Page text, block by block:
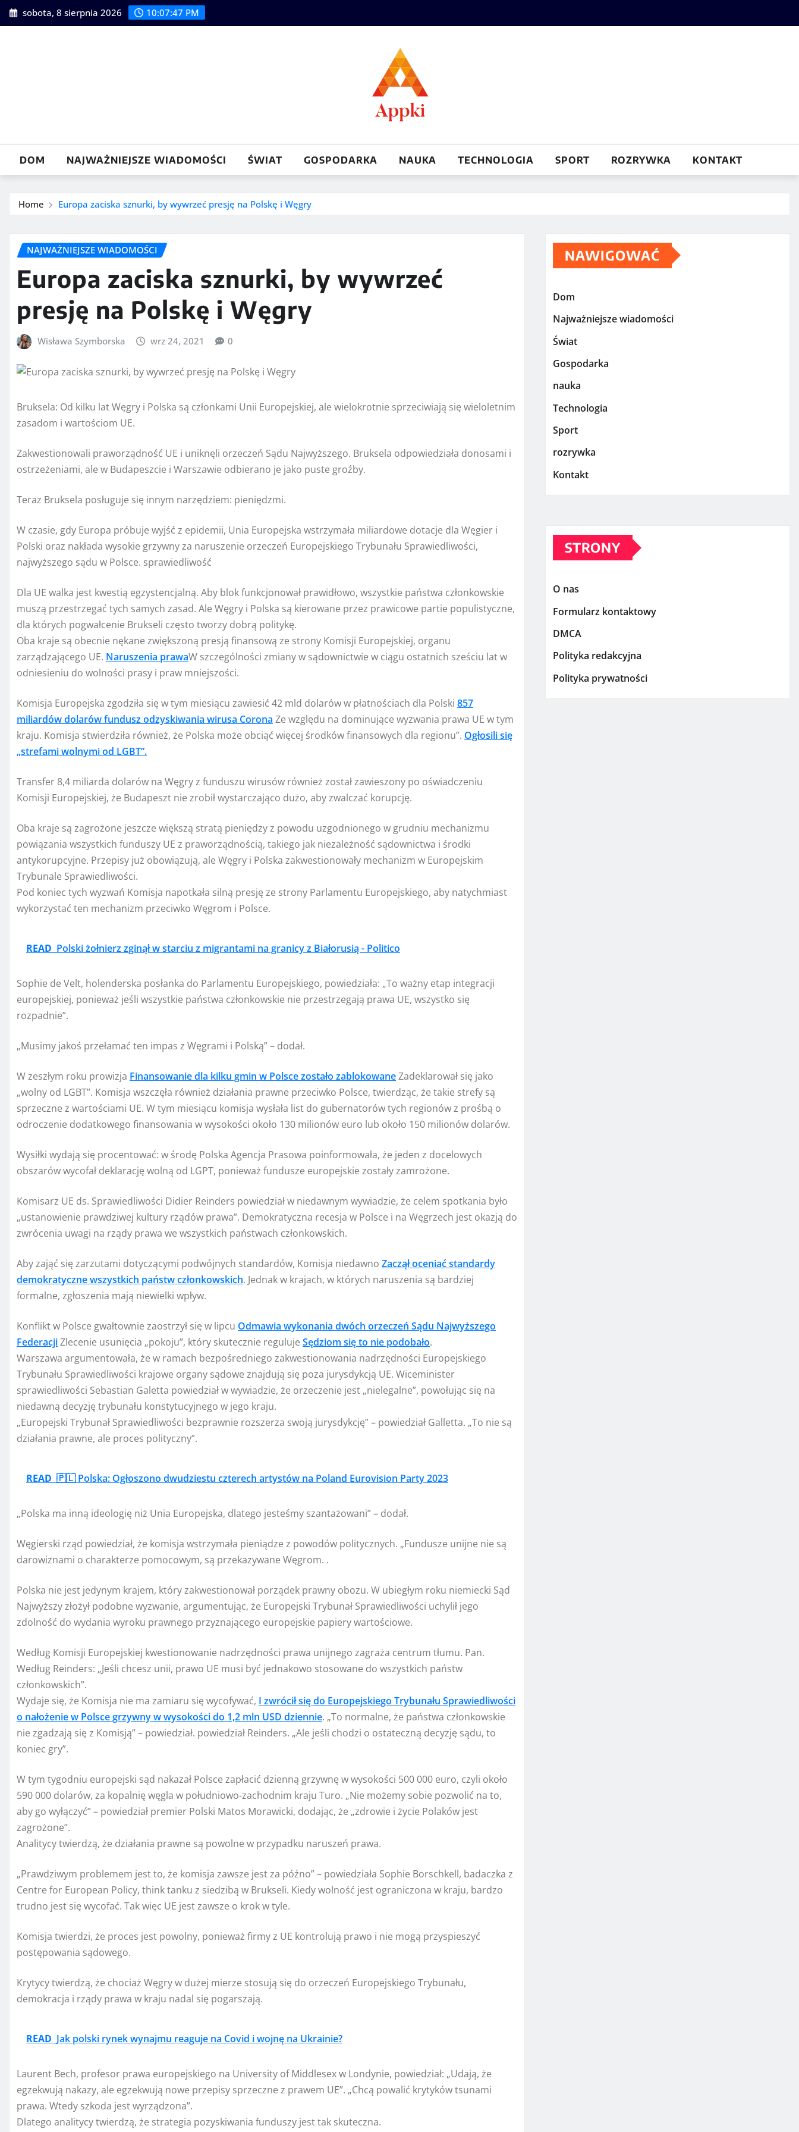
Skip
to
sobota, 8 sierpnia 2026 10:07:48 PM
DOM NAJWAŻNIEJSZE WIADOMOŚCI ŚWIAT GOSPODARKA NAUKA TECHNOLOGIA SPORT ROZRYWKA KONTAKT
Home Europa zaciska sznurki, by wywrzeć presję na Polskę i Węgry
NAJWAŻNIEJSZE WIADOMOŚCI
Europa zaciska sznurki, by wywrzeć
presję na Polskę i Węgry
Wisława Szymborska wrz 24, 2021 0
Bruksela: Od kilku lat Węgry i Polska są członkami Unii Europejskiej, ale wielokrotnie sprzeciwiają się wieloletnim
zasadom i wartościom UE.
Zakwestionowali praworządność UE i uniknęli orzeczeń Sądu Najwyższego. Bruksela odpowiedziała donosami i
ostrzeżeniami, ale w Budapeszcie i Warszawie odbierano je jako puste groźby.
Teraz Bruksela posługuje się innym narzędziem: pieniędzmi.
W czasie, gdy Europa próbuje wyjść z epidemii, Unia Europejska wstrzymała miliardowe dotacje dla Węgier i
Polski oraz nakłada wysokie grzywny za naruszenie orzeczeń Europejskiego Trybunału Sprawiedliwości,
najwyższego sądu w Polsce. sprawiedliwość
Dla UE walka jest kwestią egzystencjalną. Aby blok funkcjonował prawidłowo, wszystkie państwa członkowskie
muszą przestrzegać tych samych zasad. Ale Węgry i Polska są kierowane przez prawicowe partie populistyczne,
dla których pogwałcenie Brukseli często tworzy dobrą politykę.
Oba kraje są obecnie nękane zwiększoną presją finansową ze strony Komisji Europejskiej, organu
zarządzającego UE. Naruszenia prawaW szczególności zmiany w sądownictwie w ciągu ostatnich sześciu lat w
odniesieniu do wolności prasy i praw mniejszości.
Komisja Europejska zgodziła się w tym miesiącu zawiesić 42 mld dolarów w płatnościach dla Polski 857
miliardów dolarów fundusz odzyskiwania wirusa Corona Ze względu na dominujące wyzwania prawa UE w tym
kraju. Komisja stwierdziła również, że Polska może obciąć więcej środków finansowych dla regionu”. Ogłosili się
„strefami wolnymi od LGBT”.
Transfer 8,4 miliarda dolarów na Węgry z funduszu wirusów również został zawieszony po oświadczeniu
Komisji Europejskiej, że Budapeszt nie zrobił wystarczająco dużo, aby zwalczać korupcję.
Oba kraje są zagrożone jeszcze większą stratą pieniędzy z powodu uzgodnionego w grudniu mechanizmu
powiązania wszystkich funduszy UE z praworządnością, takiego jak niezależność sądownictwa i środki
antykorupcyjne. Przepisy już obowiązują, ale Węgry i Polska zakwestionowały mechanizm w Europejskim
Trybunale Sprawiedliwości.
Pod koniec tych wyzwań Komisja napotkała silną presję ze strony Parlamentu Europejskiego, aby natychmiast
wykorzystać ten mechanizm przeciwko Węgrom i Polsce.
READ Polski żołnierz zginął w starciu z migrantami na granicy z Białorusią - Politico
Sophie de Velt, holenderska posłanka do Parlamentu Europejskiego, powiedziała: „To ważny etap integracji
europejskiej, ponieważ jeśli wszystkie państwa członkowskie nie przestrzegają prawa UE, wszystko się
rozpadnie”.
„Musimy jakoś przełamać ten impas z Węgrami i Polską” – dodał.
W zeszłym roku prowizja Finansowanie dla kilku gmin w Polsce zostało zablokowaneZadeklarował się jako
„wolny od LGBT”. Komisja wszczęła również działania prawne przeciwko Polsce, twierdząc, że takie strefy są
sprzeczne z wartościami UE. W tym miesiącu komisja wysłała list do gubernatorów tych regionów z prośbą o
odroczenie dodatkowego finansowania w wysokości około 130 milionów euro lub około 150 milionów dolarów.
Wysiłki wydają się procentować: w środę Polska Agencja Prasowa poinformowała, że ​​jeden z docelowych
obszarów wycofał deklarację wolną od LGPT, ponieważ fundusze europejskie zostały zamrożone.
Komisarz UE ds. Sprawiedliwości Didier Reinders powiedział w niedawnym wywiadzie, że celem spotkania było
„ustanowienie prawdziwej kultury rządów prawa”. Demokratyczna recesja w Polsce i na Węgrzech jest okazją do
zwrócenia uwagi na rządy prawa we wszystkich państwach członkowskich.
Aby zająć się zarzutami dotyczącymi podwójnych standardów, Komisja niedawno Zaczął oceniać standardy
demokratyczne wszystkich państw członkowskich. Jednak w krajach, w których naruszenia są bardziej
formalne, zgłoszenia mają niewielki wpływ.
Konflikt w Polsce gwałtownie zaostrzył się w lipcu Odmawia wykonania dwóch orzeczeń Sądu Najwyższego
FederacjiZlecenie usunięcia „pokoju”, który skutecznie reguluje Sędziom się to nie podobało.
Warszawa argumentowała, że ​​w ramach bezpośredniego zakwestionowania nadrzędności Europejskiego
Trybunału Sprawiedliwości krajowe organy sądowe znajdują się poza jurysdykcją UE. Wiceminister
sprawiedliwości Sebastian Galetta powiedział w wywiadzie, że orzeczenie jest „nielegalne”, powołując się na
niedawną decyzję trybunału konstytucyjnego w jego kraju.
„Europejski Trybunał Sprawiedliwości bezprawnie rozszerza swoją jurysdykcję” – powiedział Galletta. „To nie są
działania prawne, ale proces polityczny”.
READ 🇵🇱 Polska: Ogłoszono dwudziestu czterech artystów na Poland Eurovision Party 2023
„Polska ma inną ideologię niż Unia Europejska, dlatego jesteśmy szantażowani” – dodał.
Węgierski rząd powiedział, że komisja wstrzymała pieniądze z powodów politycznych. „Fundusze unijne nie są
darowiznami o charakterze pomocowym, są przekazywane Węgrom. .
Polska nie jest jedynym krajem, który zakwestionował porządek prawny obozu. W ubiegłym roku niemiecki Sąd
Najwyższy złożył podobne wyzwanie, argumentując, że Europejski Trybunał Sprawiedliwości uchylił jego
zdolność do wydania wyroku prawnego przyznającego europejskie papiery wartościowe.
Według Komisji Europejskiej kwestionowanie nadrzędności prawa unijnego zagraża centrum tłumu. Pan.
Według Reinders: „Jeśli chcesz unii, prawo UE musi być jednakowo stosowane do wszystkich państw
członkowskich”.
Wydaje się, że Komisja nie ma zamiaru się wycofywać, I zwrócił się do Europejskiego Trybunału Sprawiedliwości
o nałożenie w Polsce grzywny w wysokości do 1,2 mln USD dziennie. „To normalne, że państwa członkowskie
nie zgadzają się z Komisją” – powiedział. powiedział Reinders. „Ale jeśli chodzi o ostateczną decyzję sądu, to
koniec gry”.
W tym tygodniu europejski sąd nakazał Polsce zapłacić dzienną grzywnę w wysokości 500 000 euro, czyli około
590 000 dolarów, za kopalnię węgla w południowo-zachodnim kraju Turo. „Nie możemy sobie pozwolić na to,
aby go wyłączyć” – powiedział premier Polski Matos Morawicki, dodając, że „zdrowie i życie Polaków jest
zagrożone”.
Analitycy twierdzą, że działania prawne są powolne w przypadku naruszeń prawa.
„Prawdziwym problemem jest to, że komisja zawsze jest za późno” – powiedziała Sophie Borschkell, badaczka z
Centre for European Policy, think tanku z siedzibą w Brukseli. Kiedy wolność jest ograniczona w kraju, bardzo
trudno jest się wycofać. Tak więc UE jest zawsze o krok w tyle.
Komisja twierdzi, że proces jest powolny, ponieważ firmy z UE kontrolują prawo i nie mogą przyspieszyć
postępowania sądowego.
Krytycy twierdzą, że chociaż Węgry w dużej mierze stosują się do orzeczeń Europejskiego Trybunału,
demokracja i rządy prawa w kraju nadal się pogarszają.
READ Jak polski rynek wynajmu reaguje na Covid i wojnę na Ukrainie?
Laurent Bech, profesor prawa europejskiego na University of Middlesex w Londynie, powiedział: „Udają, że
egzekwują nakazy, ale egzekwują nowe przepisy sprzeczne z prawem UE”. „Chcą powalić krytyków tsunami
prawa. Wtedy szkoda jest wyrządzona”.
Dlatego analitycy twierdzą, że strategia pozyskiwania funduszy jest tak skuteczna.
NAWIGOWAĆ
Dom
Najważniejsze wiadomości
Świat
Gospodarka
nauka
Technologia
Sport
rozrywka
Kontakt
STRONY
O nas
Formularz kontaktowy
DMCA
Polityka redakcyjna
Polityka prywatności